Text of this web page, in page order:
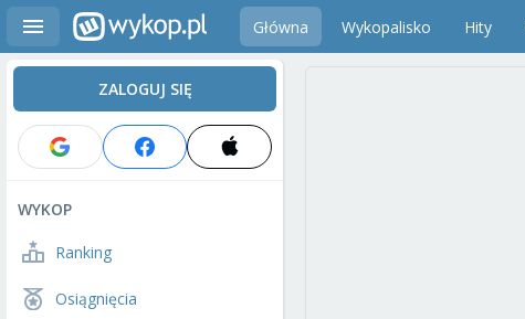
Główna Wykopalisko Hity
ZALOGUJ SIĘ
WYKOP
Ranking
Osiągnięcia